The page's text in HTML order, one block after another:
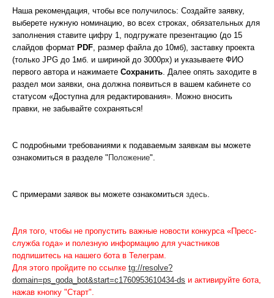
Наша рекомендация, чтобы все получилось: Создайте заявку,
выберете нужную номинацию, во всех строках, обязательных для
заполнения ставите цифру 1, подгружате презентацию (до 15
слайдов формат PDF, размер файла до 10мб), заставку проекта
(только JPG до 1мб. и шириной до 3000px) и указываете ФИО
первого автора и нажимаете Сохранить. Далее опять заходите в
раздел мои заявки, она должна появиться в вашем кабинете со
статусом «Доступна для редактирования». Можно вносить
правки, не забывайте сохраняться!
С подробными требованиями к подаваемым заявкам вы можете
ознакомиться в разделе " Положение".
С примерами заявок вы можете ознакомиться здесь.
Для того, чтобы не пропустить важные новости конкурса «Пресс-
служба года» и полезную информацию для участников
подпишитесь на нашего бота в Телеграм.
Для этого пройдите по ссылке tg://resolve?
domain=ps_goda_bot&start=c1760953610434-ds и активируйте бота,
нажав кнопку "Старт".